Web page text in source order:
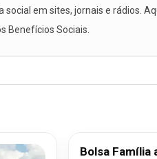
social em sites, jornais e rádios.
Benefícios Sociais.
Bolsa Família